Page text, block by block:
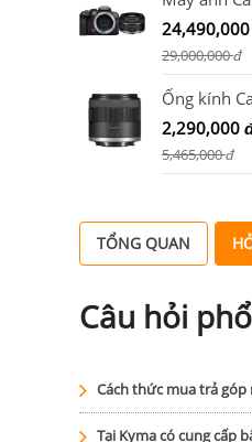
24,490,000
29,000,000đ
2,290,000
5,465,000đ
TỔNG QUAN
Câu hỏi
Cách thức mua trả
Tại Kyma có cung cấp